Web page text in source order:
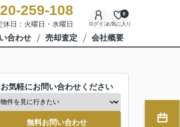
259-108
日：火曜日・水曜日 ログインお気に入り
0
合わせ 売却査定 会社概要
お気軽にお問い合わせください
無料お問い合わせ